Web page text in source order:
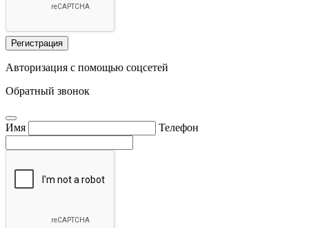
Регистрация
Авторизация с помощью соцсетей
Обратный звонок
Имя Телефон